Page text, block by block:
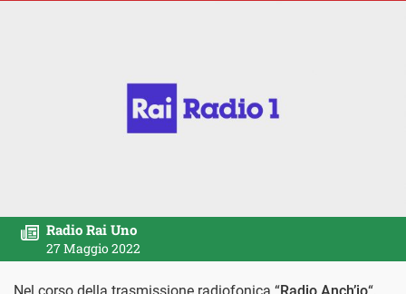
Radio Rai Uno
27 Maggio 2022
Nel corso della trasmissione radiofonica “Radio Anch’io“,